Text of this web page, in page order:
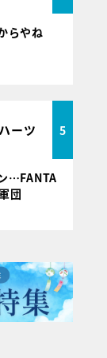
らやね
ーツ 5
…FANTA
団